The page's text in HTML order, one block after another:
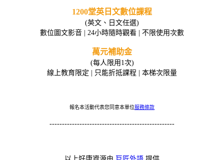
1200堂英日文數位課程
(英文、日文任選)
數位圖文影音 | 24小時隨時觀看 | 不限使用次數
萬元補助金
(每人限用1次)
線上教育限定 | 只能折抵課程 | 本梯次限量
報名本活動代表您同意本單位服務條款
--------------------------------------------------